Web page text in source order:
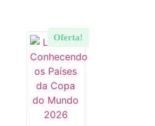
Oferta!